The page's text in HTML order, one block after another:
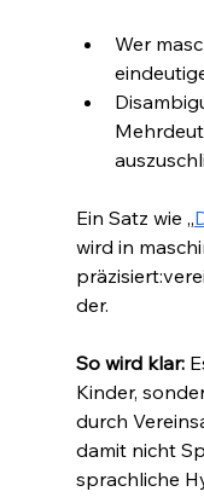
Wer
Ein Satz wie „
wird in
der.
So wird klar:
Kinder,
durch
damit nicht
sprachliche